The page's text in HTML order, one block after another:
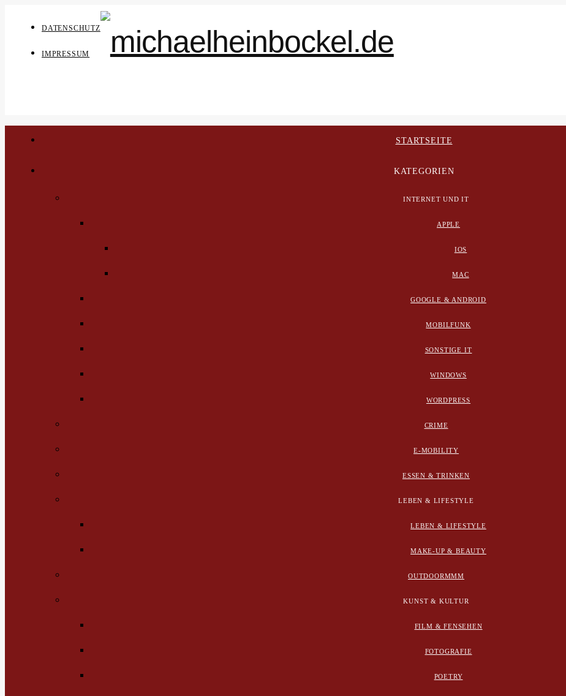
DATENSCHUTZ
IMPRESSUM
STARTSEITE
KATEGORIEN
INTERNET UND IT
APPLE
IOS
MAC
GOOGLE & ANDROID
MOBILFUNK
SONSTIGE IT
WINDOWS
WORDPRESS
CRIME
E-MOBILITY
ESSEN & TRINKEN
LEBEN & LIFESTYLE
LEBEN & LIFESTYLE
MAKE-UP & BEAUTY
OUTDOORMMM
KUNST & KULTUR
FILM & FENSEHEN
FOTOGRAFIE
POETRY